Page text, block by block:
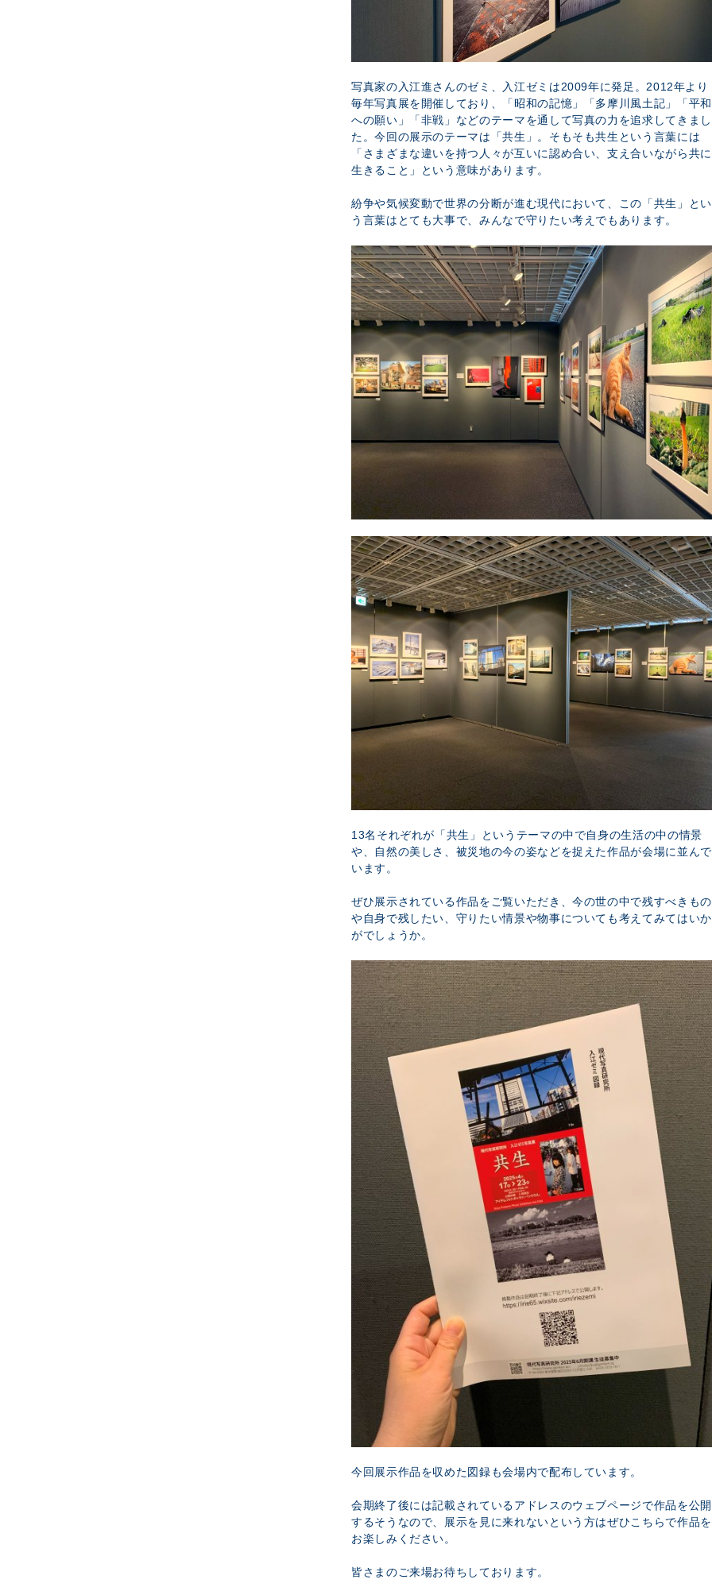
写真家の入江進さんのゼミ、入江ゼミは2009年に発足。2012年より
毎年写真展を開催しており、「昭和の記憶」「多摩川風土記」「平和
への願い」「非戦」などのテーマを通して写真の力を追求してきまし
た。今回の展示のテーマは「共生」。そもそも共生という言葉には
「さまざまな違いを持つ人々が互いに認め合い、支え合いながら共に
生きること」という意味があります。
紛争や気候変動で世界の分断が進む現代において、この「共生」とい
う言葉はとても大事で、みんなで守りたい考えでもあります。
13名それぞれが「共生」というテーマの中で自身の生活の中の情景
や、自然の美しさ、被災地の今の姿などを捉えた作品が会場に並んで
います。
ぜひ展示されている作品をご覧いただき、今の世の中で残すべきもの
や自身で残したい、守りたい情景や物事についても考えてみてはいか
がでしょうか。
今回展示作品を収めた図録も会場内で配布しています。
会期終了後には記載されているアドレスのウェブページで作品を公開
するそうなので、展示を見に来れないという方はぜひこちらで作品を
お楽しみください。
皆さまのご来場お待ちしております。